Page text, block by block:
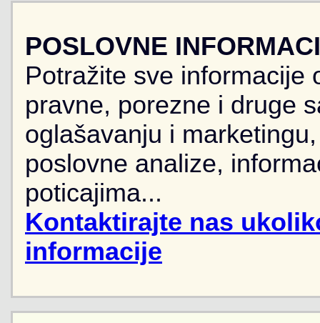
POSLOVNE
Potražite sve informacije
pravne, porezne i druge
oglašavanju i
poslovne analize,
poticajima...
Kontaktirajte nas
informacije